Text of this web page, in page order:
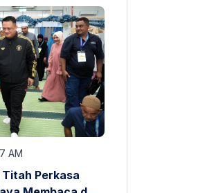
AM
Titah Perkasa